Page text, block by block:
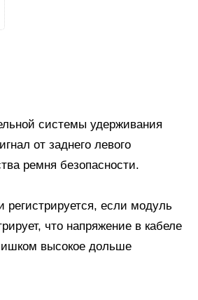
системы удерживания
от заднего левого
ремня безопасности.
регистрируется, если модуль
что напряжение в кабеле
высокое дольше